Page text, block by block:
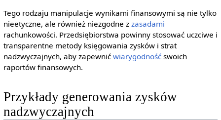
Tego rodzaju manipulacje wynikami finansowymi są nie tylko
nieetyczne, ale również niezgodne z zasadami
rachunkowości. Przedsiębiorstwa powinny stosować uczciwe i
transparentne metody księgowania zysków i strat
nadzwyczajnych, aby zapewnić wiarygodnośćswoich
raportów finansowych.
Przykłady generowania zysków
nadzwyczajnych